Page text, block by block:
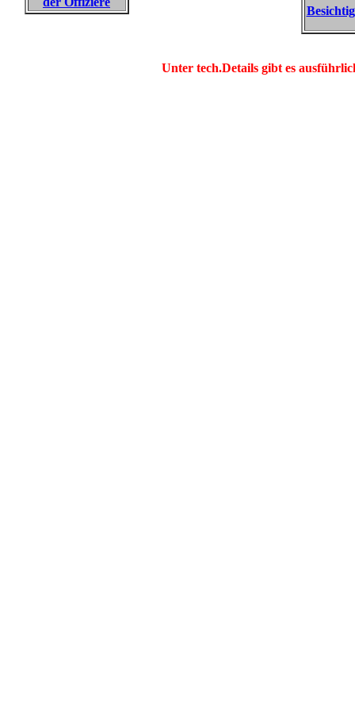
Unter tech.Details gibt es